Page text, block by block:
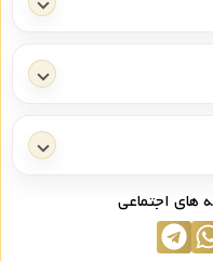
های اجتماعی